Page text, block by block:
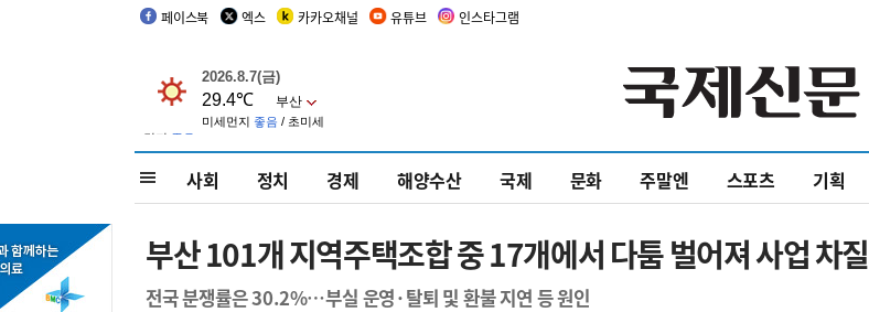
페이스북 엑스 카카오채널 유튜브 인스타그램
사회 정치 경제 해양수산 국제 문화 주말엔 스포츠 기획
부산 101개 지역주택조합 중 17개에서 다툼 벌어져 사업 차질
전국 분쟁률은 30.2%…부실 운영·탈퇴 및 환불 지연 등 원인